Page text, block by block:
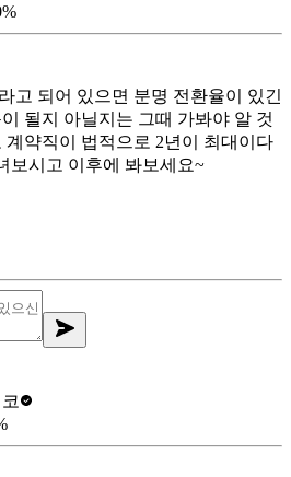
%
고 되어 있으면 분명 전환율이 있긴
될지 아닐지는 그때 가봐야 알 것
계약직이 법적으로 2년이 최대이다
보시고 이후에 봐보세요~